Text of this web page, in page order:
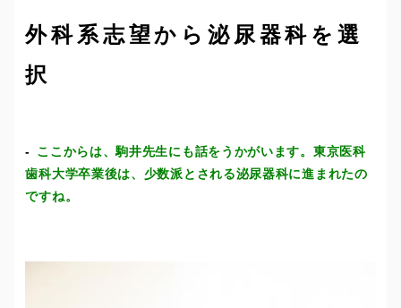
外科系志望から泌尿器科を選
択
ここからは、駒井先生にも話をうかがいます。東京医科
歯科大学卒業後は、少数派とされる泌尿器科に進まれたの
ですね。